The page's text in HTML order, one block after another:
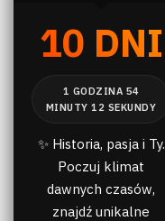
10 DNI
✨ Historia, pasja i Ty.
Poczuj klimat
dawnych czasów,
znajdź unikalne